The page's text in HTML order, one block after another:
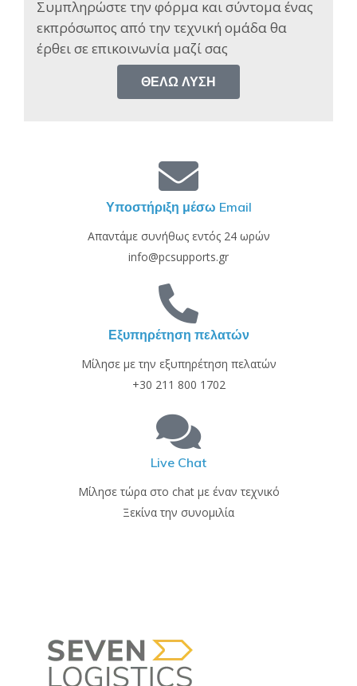
Συμπληρώστε την φόρμα και σύντομα ένας
εκπρόσωπος από την τεχνική ομάδα θα
έρθει σε επικοινωνία μαζί σας​
ΘΈΛΩ ΛΎΣΗ
Υποστήριξη μέσω Email
Απαντάμε συνήθως εντός 24 ωρών
info@pcsupports.gr
Εξυπηρέτηση πελατών
Μίλησε με την εξυπηρέτηση πελατών
+30 211 800 1702
Live Chat
Μίλησε τώρα στο chat με έναν τεχνικό
Ξεκίνα την συνομιλία